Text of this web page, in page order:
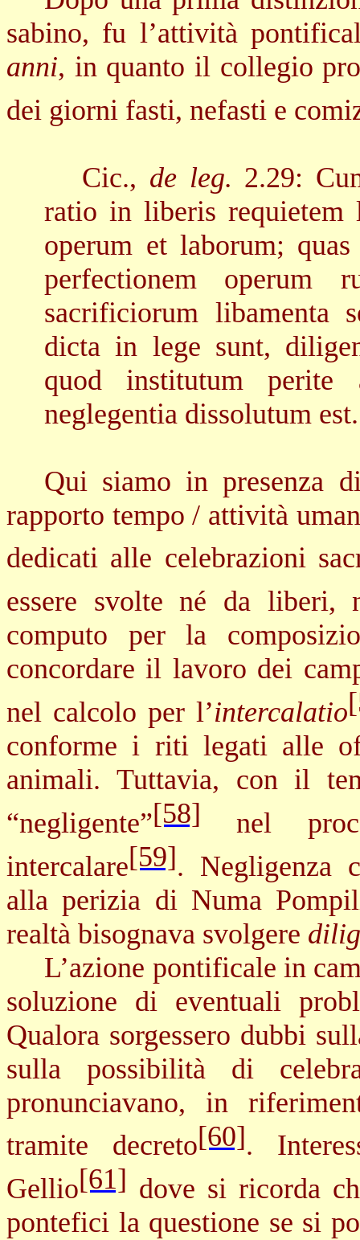
sabino, fu l’attività
anni, in quanto il collegio
dei giorni fasti, nefasti e
Cic., de leg. 2.29:
ratio in liberis
operum et laborum;
perfectionem operum
sacrificiorum libamenta
dicta in lege sunt,
quod institutum perite
neglegentia dissolutum est.
Qui siamo in presenza
rapporto tempo / attività
dedicati alle celebrazioni
essere svolte né da liberi,
computo per la
concordare il lavoro dei
nel calcolo per l’intercalatio
conforme i riti legati alle
animali. Tuttavia, con il
“negligente”[58] nel
intercalare[59]. Negligenza
alla perizia di Numa
realtà bisognava svolgere
L’azione pontificale in
soluzione di eventuali
Qualora sorgessero dubbi
sulla possibilità di
pronunciavano, in
tramite decreto[60].
Gellio[61] dove si ricorda
pontefici la questione se si